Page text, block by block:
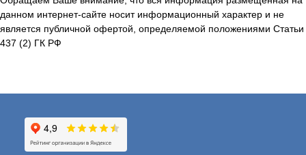
данном интернет-сайте носит информационный характер и не
является публичной офертой, определяемой положениями Статьи
437 (2) ГК РФ